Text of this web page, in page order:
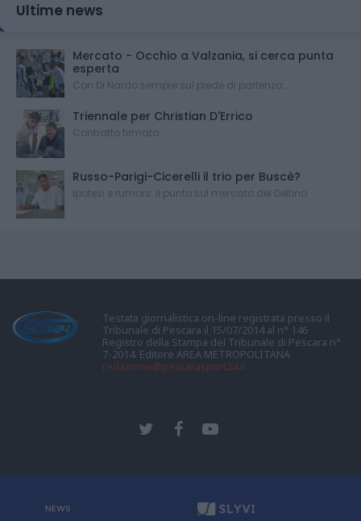
Ultime news
Mercato - Occhio a Valzania, si cerca punta
esperta
Con Di Nardo sempre sul piede di partenza...
Triennale per Christian D'Errico
Contratto firmato
Russo-Parigi-Cicerelli il trio per Buscè?
Ipotesi e rumors: il punto sul mercato del Delfino
Testata giornalistica on-line registrata presso il
Tribunale di Pescara il 15/07/2014 al n° 146
Registro della Stampa del Tribunale di Pescara n°
7-2014. Editore AREA METROPOLITANA
redazione@pescarasport24.it
NEWS